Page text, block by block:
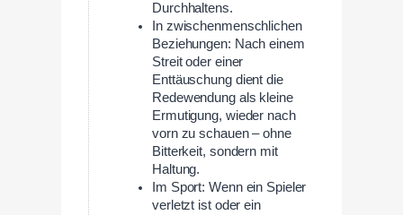
Durchhaltens.
In zwischenmenschlichen
Beziehungen: Nach einem
Streit oder einer
Enttäuschung dient die
Redewendung als kleine
Ermutigung, wieder nach
vorn zu schauen – ohne
Bitterkeit, sondern mit
Haltung.
Im Sport: Wenn ein Spieler
verletzt ist oder ein